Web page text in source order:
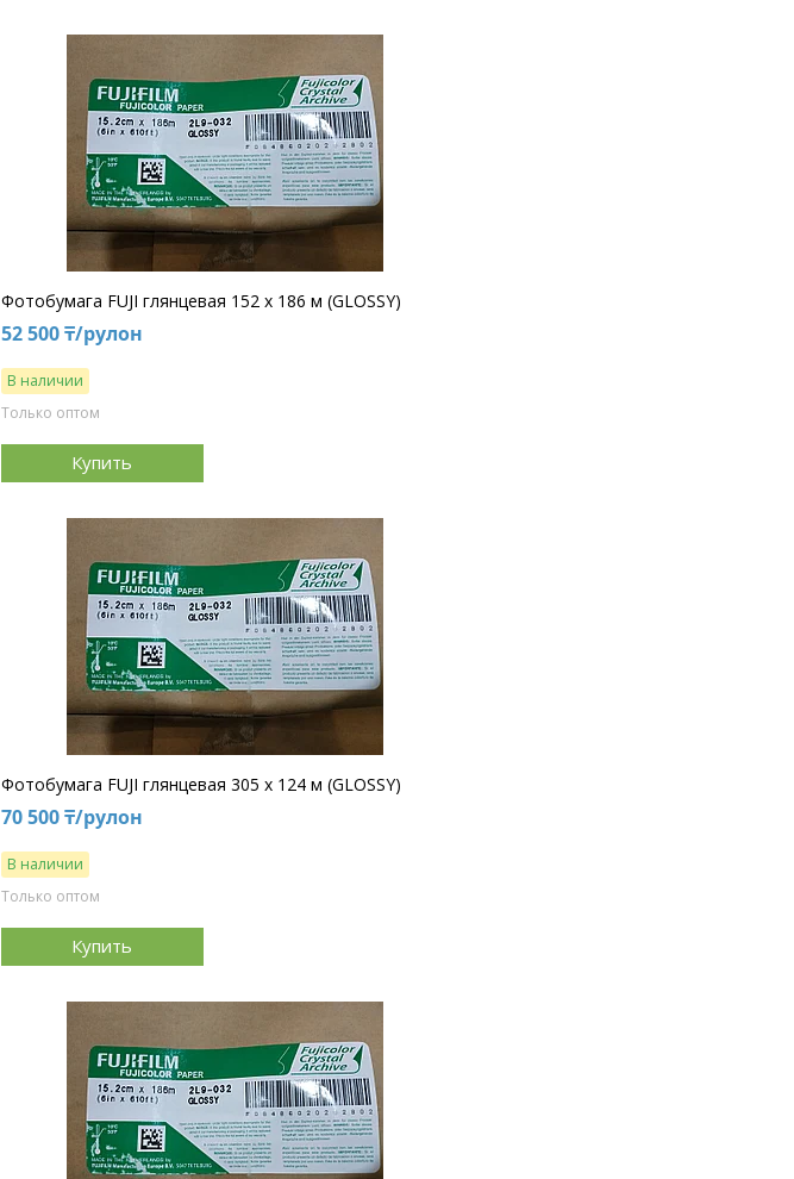
Фотобумага FUJI глянцевая 152 х 186 м (GLOSSY)
52 500 ₸/рулон
В наличии
Только оптом
Купить
Фотобумага FUJI глянцевая 305 х 124 м (GLOSSY)
70 500 ₸/рулон
В наличии
Только оптом
Купить